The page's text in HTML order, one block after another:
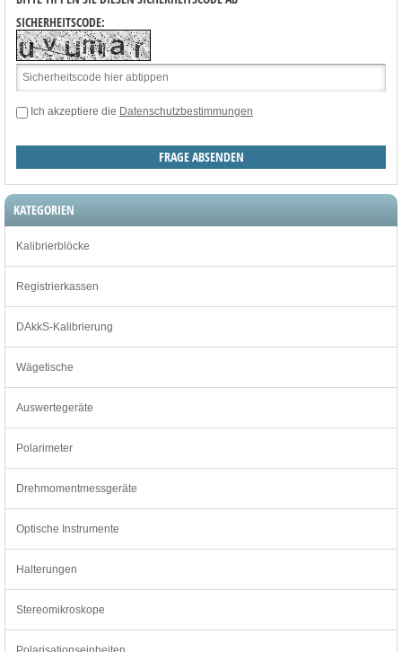
SICHERHEITSCODE:
Ich akzeptiere die Datenschutzbestimmungen
KATEGORIEN
Kalibrierblöcke
Registrierkassen
DAkkS-Kalibrierung
Wägetische
Auswertegeräte
Polarimeter
Drehmomentmessgeräte
Optische Instrumente
Halterungen
Stereomikroskope